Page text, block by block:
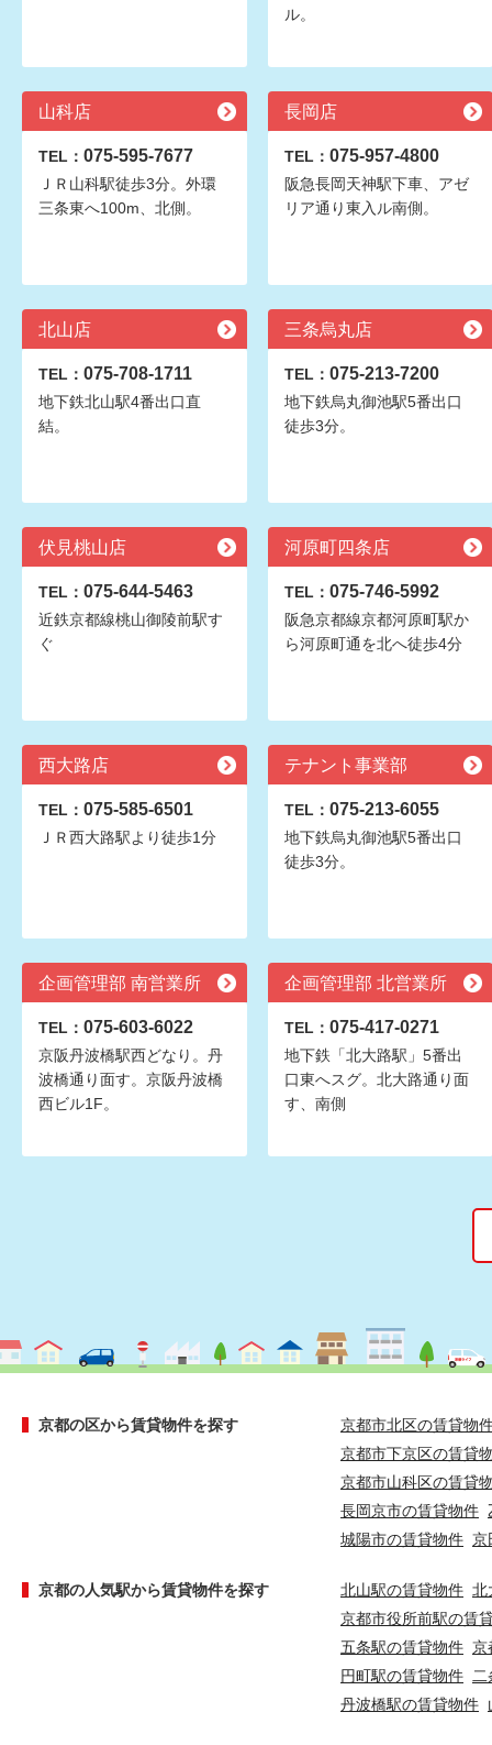
ル。
山科店
TEL： 075-595-7677
ＪＲ山科駅徒歩3分。外環
三条東へ100m、北側。
長岡店
TEL： 075-957-4800
阪急長岡天神駅下車、アゼ
リア通り東入ル南側。
北山店
TEL： 075-708-1711
地下鉄北山駅4番出口直
結。
三条烏丸店
TEL： 075-213-7200
地下鉄烏丸御池駅5番出口
徒歩3分。
伏見桃山店
TEL： 075-644-5463
近鉄京都線桃山御陵前駅す
ぐ
河原町四条店
TEL： 075-746-5992
阪急京都線京都河原町駅か
ら河原町通を北へ徒歩4分
西大路店
TEL： 075-585-6501
ＪＲ西大路駅より徒歩1分
テナント事業部
TEL： 075-213-6055
地下鉄烏丸御池駅5番出口
徒歩3分。
企画管理部 南営業所
TEL： 075-603-6022
京阪丹波橋駅西どなり。丹
波橋通り面す。京阪丹波橋
西ビル1F。
企画管理部 北営業所
TEL： 075-417-0271
地下鉄「北大路駅」5番出
口東へスグ。北大路通り面
す、南側
京都の区から賃貸物件を探す
京都市北区の賃貸物
京都市下京区の賃貸
京都市山科区の賃貸
長岡京市の賃貸物件
城陽市の賃貸物件 京
京都の人気駅から賃貸物件を探す 北山駅の賃貸物件 北
京都市役所前駅の賃
五条駅の賃貸物件 京
円町駅の賃貸物件
丹波橋駅の賃貸物件